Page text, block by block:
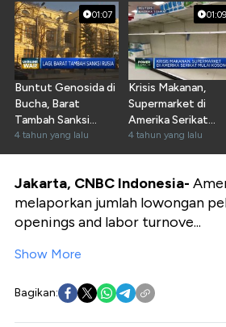
01:07
Buntut Genosida di
Bucha, Barat
Tambah Sanksi
Rusia
4 tahun yang lalu
01:09
Krisis Makanan,
Supermarket di
Amerika Serikat
Mulai Kosong
4 tahun yang lalu
Jakarta, CNBC Indonesia-
melaporkan jumlah lowongan
openings and labor turnove...
Show More
Bagikan: